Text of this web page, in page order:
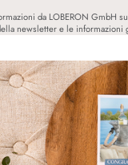
da LOBERON GmbH
newsletter e le informazioni